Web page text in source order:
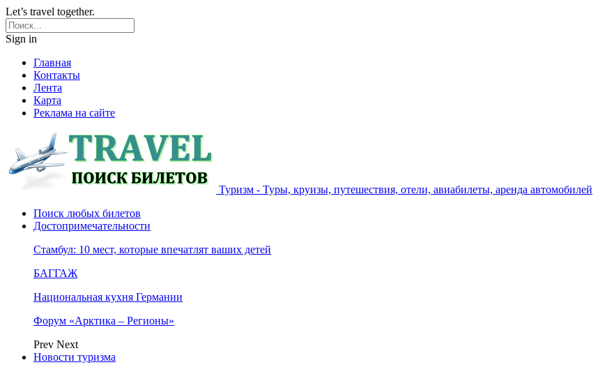
Let’s travel together.
Sign in
Главная
Контакты
Лента
Карта
Реклама на сайте
Туризм - Туры, круизы, путешествия, отели, авиабилеты, аренда автомобилей
Поиск любых билетов
Достопримечательности
Стамбул: 10 мест, которые впечатлят ваших детей
БАГГАЖ
Национальная кухня Германии
Форум «Арктика – Регионы»
Prev Next
Новости туризма